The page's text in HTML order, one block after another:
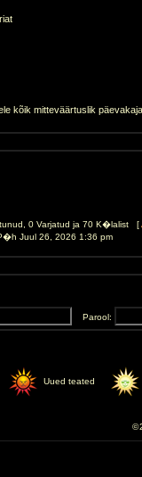
kõik mitteväärtuslik
0 Varjatud ja 70 K�lalist [
Juul 26, 2026 1:36 pm
Parool:
Uued teated
©